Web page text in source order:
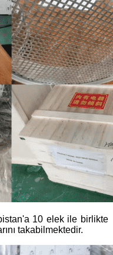
10 elek ile birlikte
takabilmektedir.